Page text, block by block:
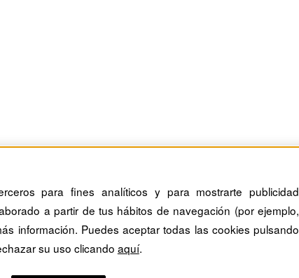
para fines analíticos y para mostrarte publicidad
a partir de tus hábitos de navegación (por ejemplo,
información. Puedes aceptar todas las cookies pulsando
su uso clicando aquí.